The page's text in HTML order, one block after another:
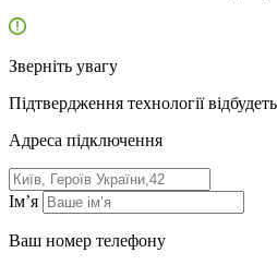
Зверніть увагу
Підтвердження технології
Адресa підключення
Ім’я
Ваш номер телефону